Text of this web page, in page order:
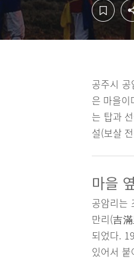
공주시
은 마을
는 탑과
설(보살
마을
공암리는
만리(吉
되었다.
있어서 붙